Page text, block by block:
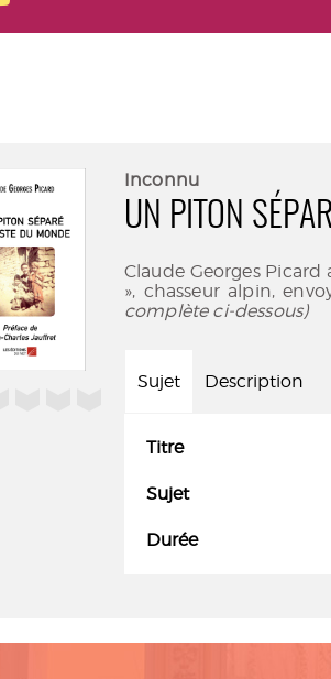
Inconnu
UN PITON
Claude Georges
», chasseur alpin,
complète ci-dessous)
Sujet Description
Titre
Sujet
Durée